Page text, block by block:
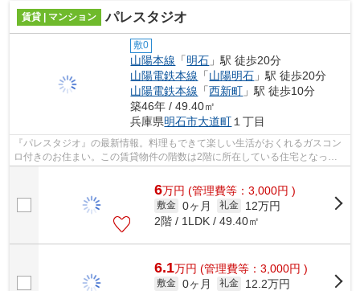
賃貸 | マンション パレスタジオ
敷0
山陽本線 「明石 」駅 徒歩20分
山陽電鉄本線 「山陽明石 」駅 徒歩20分
山陽電鉄本線 「西新町 」駅 徒歩10分
築46年 / 49.40㎡
兵庫県明石市大道町 １丁目
『パレスタジオ』の最新情報。料理もできて楽しい生活がおくれるガスコン
ロ付きのお住まい。この賃貸物件の階数は2階に所在している住宅となって
6万円 (管理費等：3,000円 )
敷金 0ヶ月 礼金
12万円
2階 / 1LDK / 49.40㎡
6.1万円 (管理費等：3,000円 )
敷金 0ヶ月 礼金
12.2万円